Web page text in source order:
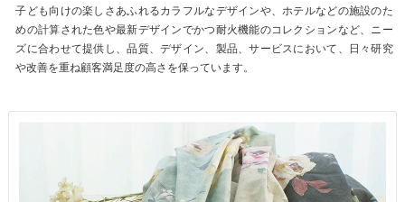
子ども向けの楽しさあふれるカラフルなデザインや、ホテルなどの施設のた
めの計算された色や最新デザインでかつ耐火機能のコレクションなど、ニー
ズに合わせて提供し、品質、デザイン、製品、サービスにおいて、日々研究
や改善を重ね顧客満足度の高さを保っています。